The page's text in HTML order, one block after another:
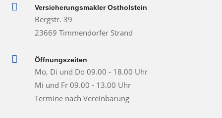
 Versicherungsmakler Ostholstein
Bergstr. 39
23669 Timmendorfer Strand
 Öffnungszeiten
Mo, Di und Do 09.00 - 18.00 Uhr
Mi und Fr 09.00 - 13.00 Uhr
Termine nach Vereinbarung